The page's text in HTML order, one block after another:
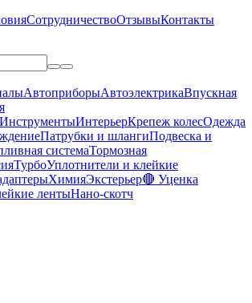
СотрудничествоОтзывыКонтакты
АвтоприборыАвтоэлектрикаВпускная
ИнструментыИнтерьерКрепеж колесОдежда
Патрубки и шлангиПодвеска и
системаТормозная
ТурбоУплотнители и клейкие
ХимияЭкстерьер🔴 Уценка
лентыНано-скотч